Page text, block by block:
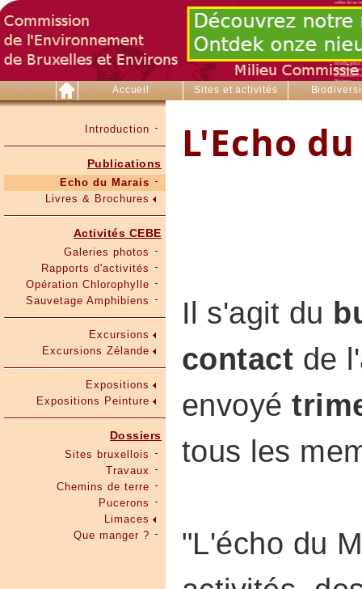
Accueil Sites et activités
Introduction
Publications
Echo du Marais
Livres & Brochures
Activités CEBE
Galeries photos
Rapports d'activités
Opération Chlorophylle
Sauvetage Amphibiens
Excursions
Excursions Zélande
Expositions
Expositions Peinture
Dossiers
Sites bruxellois
Travaux
Chemins de terre
Pucerons
Limaces
Que manger ?
L'Echo
Il s'agit du
contact de
envoyé
tous les
"L'écho du